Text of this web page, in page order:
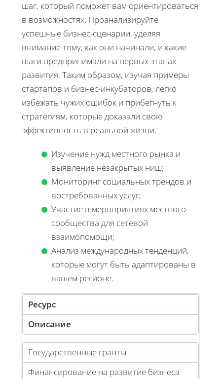
шаг, который поможет вам ориентироваться
в возможностях. Проанализируйте
успешные бизнес-сценарии, уделяя
внимание тому, как они начинали, и какие
шаги предпринимали на первых этапах
развития. Таким образом, изучая примеры
стартапов и бизнес-инкубаторов, легко
избежать чужих ошибок и прибегнуть к
стратегиям, которые доказали свою
эффективность в реальной жизни.
Изучение нужд местного рынка и
выявление незакрытых ниш;
Мониторинг социальных трендов и
востребованных услуг;
Участие в мероприятиях местного
сообщества для сетевой
взаимопомощи;
Анализ международных тенденций,
которые могут быть адаптированы в
вашем регионе.
Ресурс
Описание
Государственные гранты
Финансирование на развитие бизнеса